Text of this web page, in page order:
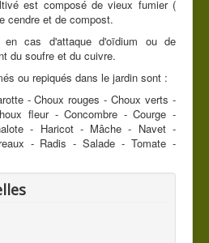
Les légumes du jardin
est composé de vieux fumier (
cendre et de compost.
en cas d'attaque d'oïdium ou de
du soufre et du cuivre.
ou repiqués dans le jardin sont :
- Choux rouges - Choux verts -
fleur - Concombre - Courge -
- Haricot - Mâche - Navet -
- Radis - Salade - Tomate -